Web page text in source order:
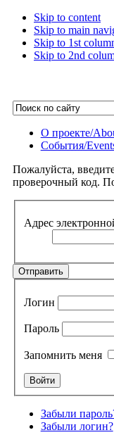
Skip to content
Skip to main
Skip to 1st
Skip to 2nd
О проекте/
События/
Пожалуйста,
проверочный код.
Адрес
Отправить
Логин
Пароль
Запомнить меня
Забыли
Забыли логин?